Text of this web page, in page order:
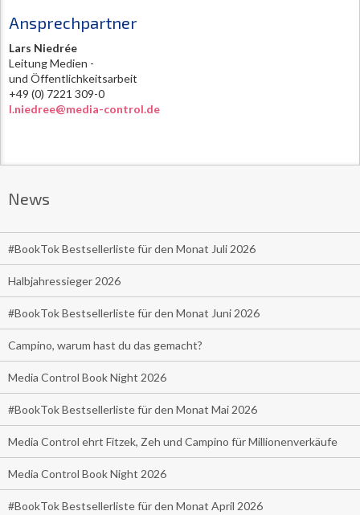
Ansprechpartner
Lars Niedrée
Leitung Medien -
und Öffentlichkeitsarbeit
+49 (0) 7221 309-0
l.niedree@media-control.de
News
#BookTok Bestsellerliste für den Monat Juli 2026
Halbjahressieger 2026
#BookTok Bestsellerliste für den Monat Juni 2026
Campino, warum hast du das gemacht?
Media Control Book Night 2026
#BookTok Bestsellerliste für den Monat Mai 2026
Media Control ehrt Fitzek, Zeh und Campino für Millionenverkäufe
Media Control Book Night 2026
#BookTok Bestsellerliste für den Monat April 2026